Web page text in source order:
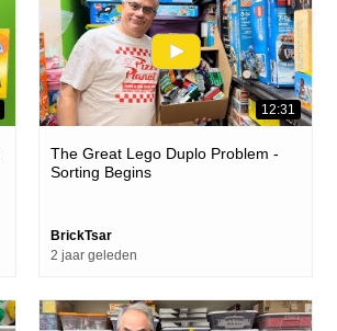
12:31
The Great Lego Duplo Problem -
Sorting Begins
BrickTsar
2 jaar geleden